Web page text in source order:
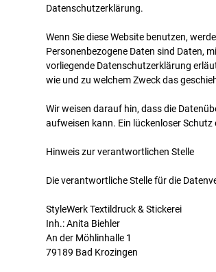
Datenschutzerklärung.
Wenn Sie diese Website benutzen,
Personenbezogene Daten sind Daten,
vorliegende Datenschutzerklärung
wie und zu welchem Zweck das
Wir weisen darauf hin, dass die
aufweisen kann. Ein lückenloser
Hinweis zur verantwortlichen Stelle
Die verantwortliche Stelle für die
StyleWerk Textildruck & Stickerei
Inh.: Anita Biehler
An der Möhlinhalle 1
79189 Bad Krozingen